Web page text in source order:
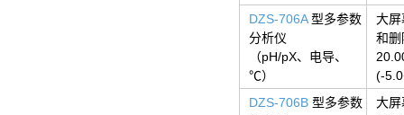
DZS-706A型多参数
分析仪
（pH/pX、电导、
℃）
大屏
和
(-
DZS-706B 型多参数
大屏